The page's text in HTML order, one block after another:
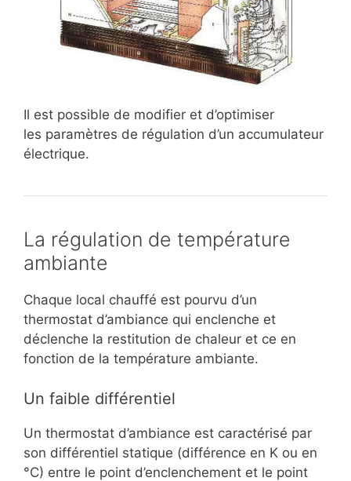
Il est possible de modifier et d’optimiser
les paramètres de régulation d’un accumulateur
électrique.
La régulation de température
ambiante
Chaque local chauffé est pourvu d’un
thermostat d’ambiance qui enclenche et
déclenche la restitution de chaleur et ce en
fonction de la température ambiante.
Un faible différentiel
Un thermostat d’ambiance est caractérisé par
son différentiel statique (différence en K ou en
°C) entre le point d’enclenchement et le point